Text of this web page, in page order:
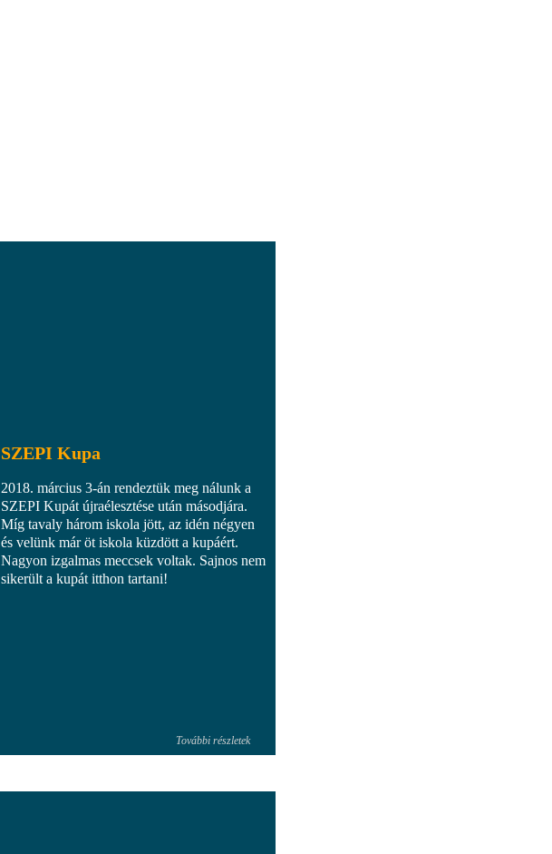
SZEPI Kupa
2018. március 3-án rendeztük meg nálunk a
SZEPI Kupát újraélesztése után másodjára.
Míg tavaly három iskola jött, az idén négyen
és velünk már öt iskola küzdött a kupáért.
Nagyon izgalmas meccsek voltak. Sajnos nem
sikerült a kupát itthon tartani!
További részletek